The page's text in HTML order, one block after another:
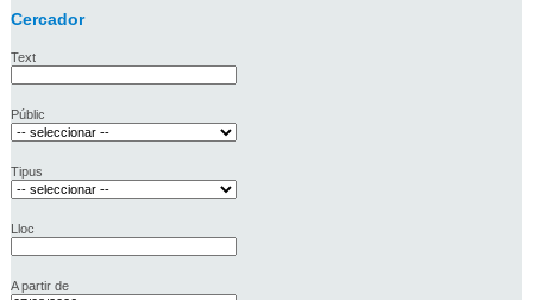
Cercador
Text
Públic
Tipus
Lloc
A partir de